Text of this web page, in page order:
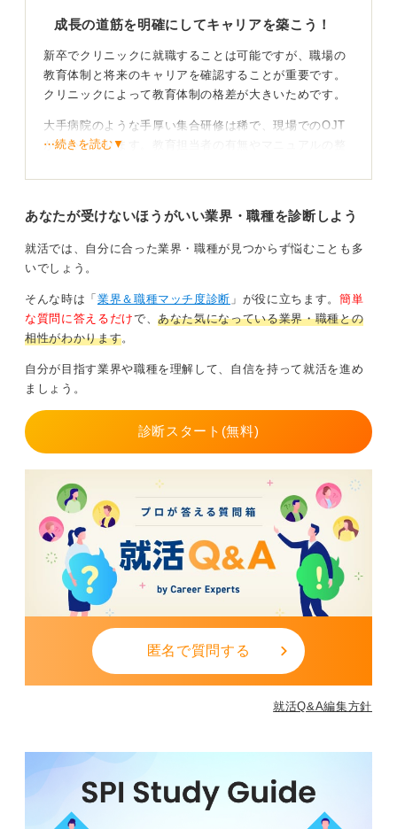
成長の道筋を明確にしてキャリアを築こう！
新卒でクリニックに就職することは可能ですが、職場の
教育体制と将来のキャリアを確認することが重要です。
クリニックによって教育体制の格差が大きいためです。
大手病院のような手厚い集合研修は稀で、現場でのOJT
が中心となります。教育担当者の有無やマニュアルの整
クリニック勤務には患者様との深い信頼関係や多岐にわ
たる業務スキルを早期に習得できるメリットがあると案
と、将来の転職時に標準的な基礎力が不足していると評
価される懸念も拭えません。
身につける重要性を指摘しているのです。ここで何を学
び、どう成長したいかという明確な意志を持って臨んで
ください。
0
⋯続きを読む▼
あなたが受けないほうがいい業界・職種を診断しよう
就活では、自分に合った業界・職種が見つからず悩むことも多
いでしょう。
そんな時は「 業界＆職種マッチ度診断 」が役に立ちます。 簡単
な質問に答えるだけで、あなた気になっている業界・職種との
相性がわかります。
自分が目指す業界や職種を理解して、自信を持って就活を進め
ましょう。
診断スタート(無料)
匿名で質問する
就活Q&A編集方針